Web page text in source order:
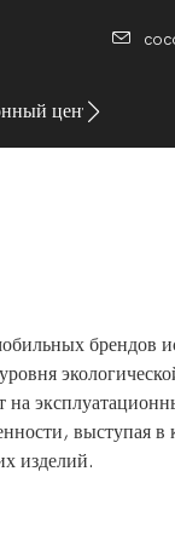
центр
брендов
выступая в
изделий.